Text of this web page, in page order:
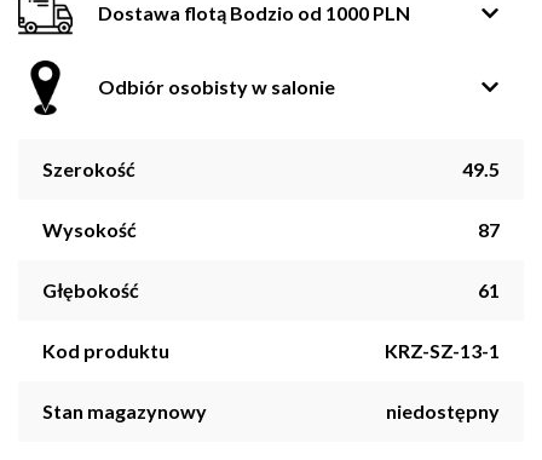
Dostawa flotą Bodzio od 1000 PLN
Odbiór osobisty w salonie
Szerokość 49.5
Wysokość 87
Głębokość 61
Kod produktu KRZ-SZ-13-1
Stan magazynowy niedostępny